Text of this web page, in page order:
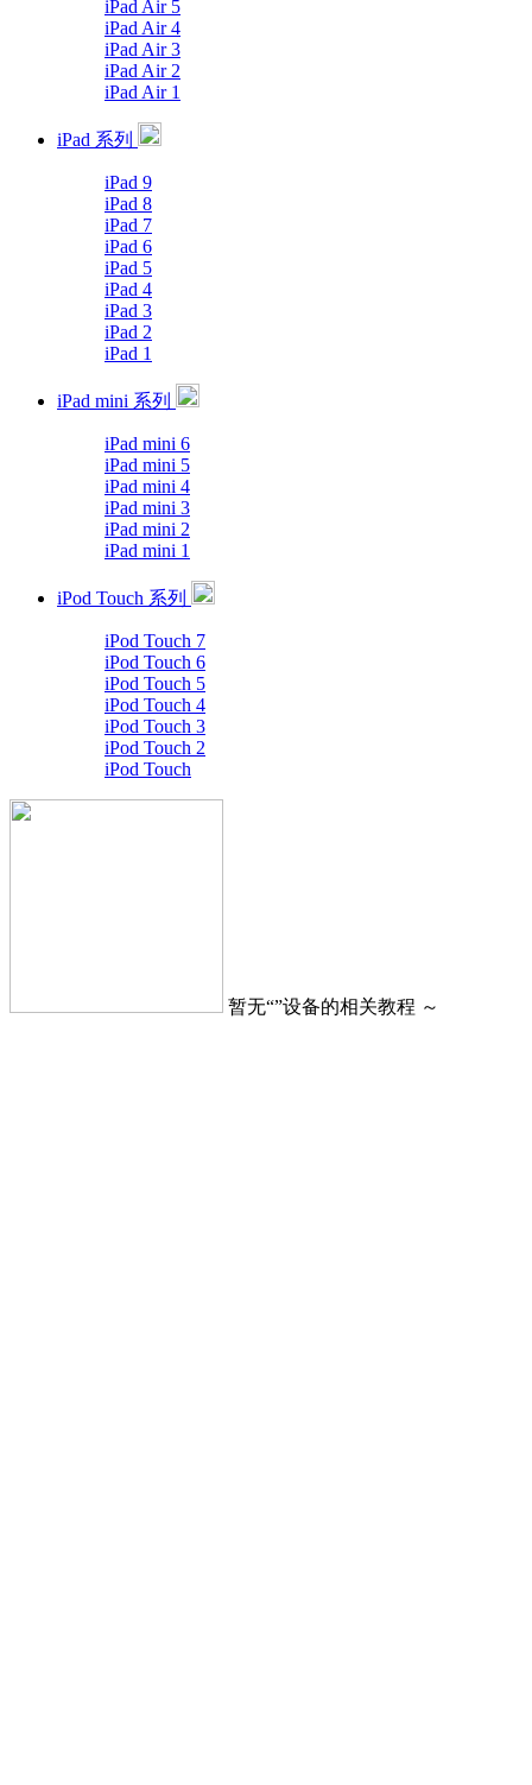
iPad Air 5
iPad Air 4
iPad Air 3
iPad Air 2
iPad Air 1
iPad 系列
iPad 9
iPad 8
iPad 7
iPad 6
iPad 5
iPad 4
iPad 3
iPad 2
iPad 1
iPad mini 系列
iPad mini 6
iPad mini 5
iPad mini 4
iPad mini 3
iPad mini 2
iPad mini 1
iPod Touch 系列
iPod Touch 7
iPod Touch 6
iPod Touch 5
iPod Touch 4
iPod Touch 3
iPod Touch 2
iPod Touch
暂无“”设备的相关教程 ～